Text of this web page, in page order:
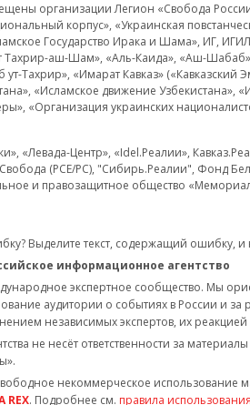
организации Легион «Свобода
корпус», «Украинская
Государство Ирака и Шама», ИГ,
Тахрир-аш-Шам», «Аль-Каида», «Аш-
ут-Тахрир», «Имарат Кавказ»
«Исламское движение
«Организация украинских
«Левада-Центр», «Idel.Реалии»,
(PCE/PC), "Сибирь.Реалии", Фонд
и правозащитное общество
Выделите текст, содержащий ошибку, и
информационное агентство
экспертное сообщество. Мы
аудитории о событиях в России и за
независимых экспертов, их
не несёт ответственности за
некоммерческое использование
REX. Подробнее см. правила использования